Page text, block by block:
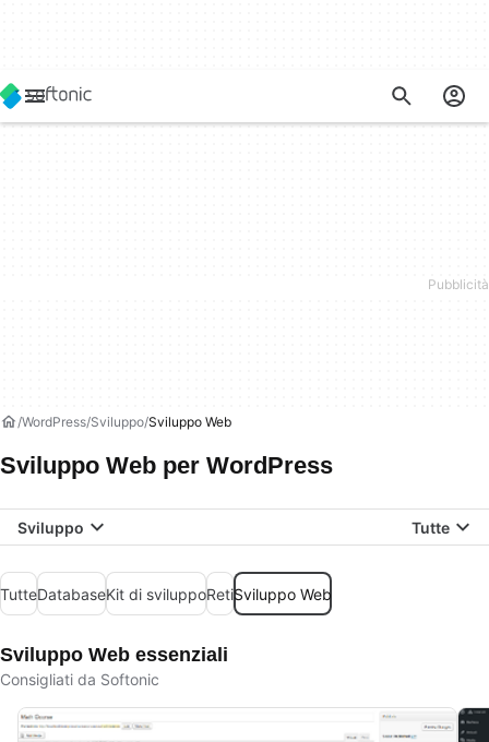
WordPress Sviluppo Sviluppo Web
Sviluppo Web per WordPress
Sviluppo Tutte
TutteDatabaseKit di sviluppoRetiSviluppo Web
Sviluppo Web essenziali
Consigliati da Softonic